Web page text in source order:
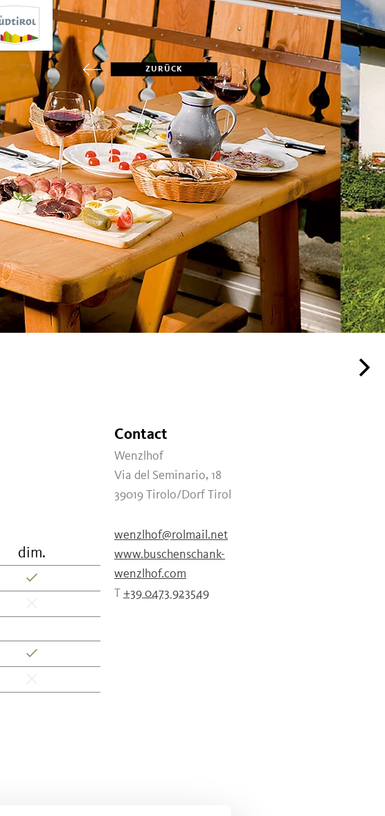
ZURÜCK
dim.
Contact
Wenzlhof
Via del Seminario, 18
39019 Tirolo/Dorf Tirol
wenzlhof@rolmail.net
www.buschenschank-
wenzlhof.com
T +39 0473 923549